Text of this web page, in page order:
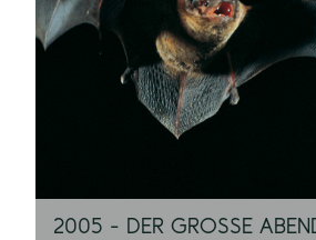
2005 - DER GROSSE